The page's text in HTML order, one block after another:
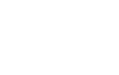
tornam
reaproveitá-
e a